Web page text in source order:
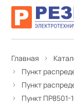
Главная
Пункт
Пункт
Пункт ПР8501-